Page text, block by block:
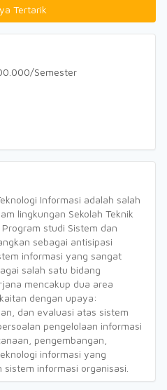
Tertarik
Semester
Informasi adalah salah
lingkungan Sekolah Teknik
studi Sistem dan
sebagai antisipasi
informasi yang sangat
salah satu bidang
mencakup dua area
dengan upaya:
dan evaluasi atas sistem
pengelolaan informasi
pengembangan,
informasi yang
informasi organisasi.